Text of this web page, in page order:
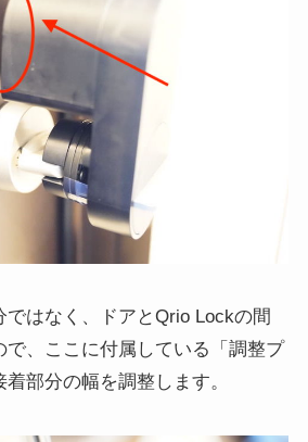
ではなく、ドアとQrio Lockの間
で、ここに付属している「調整プ
部分の幅を調整します。